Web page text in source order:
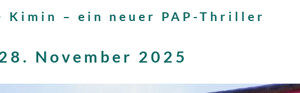
Kimin – ein neuer PAP-Thriller
November 2025